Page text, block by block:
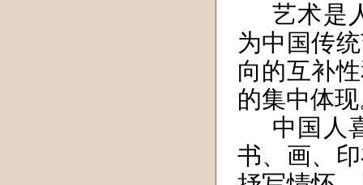
艺术是
为中国传
向的互补
的集中体
中国人
书、画、